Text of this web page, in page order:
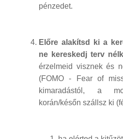
pénzedet.
Előre alakítsd ki a
ne kereskedj terv
érzelmeid visznek és
(FOMO - Fear of
kimaradástól, a
korán/későn szállsz ki